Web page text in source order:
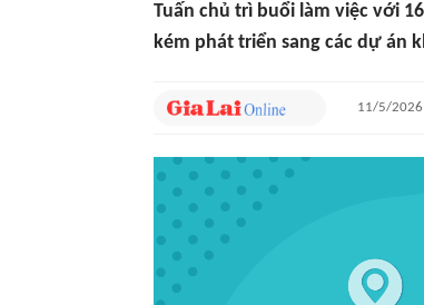
Tuấn chủ trì buổi làm việc với
kém phát triển sang các dự án
11/5/2026